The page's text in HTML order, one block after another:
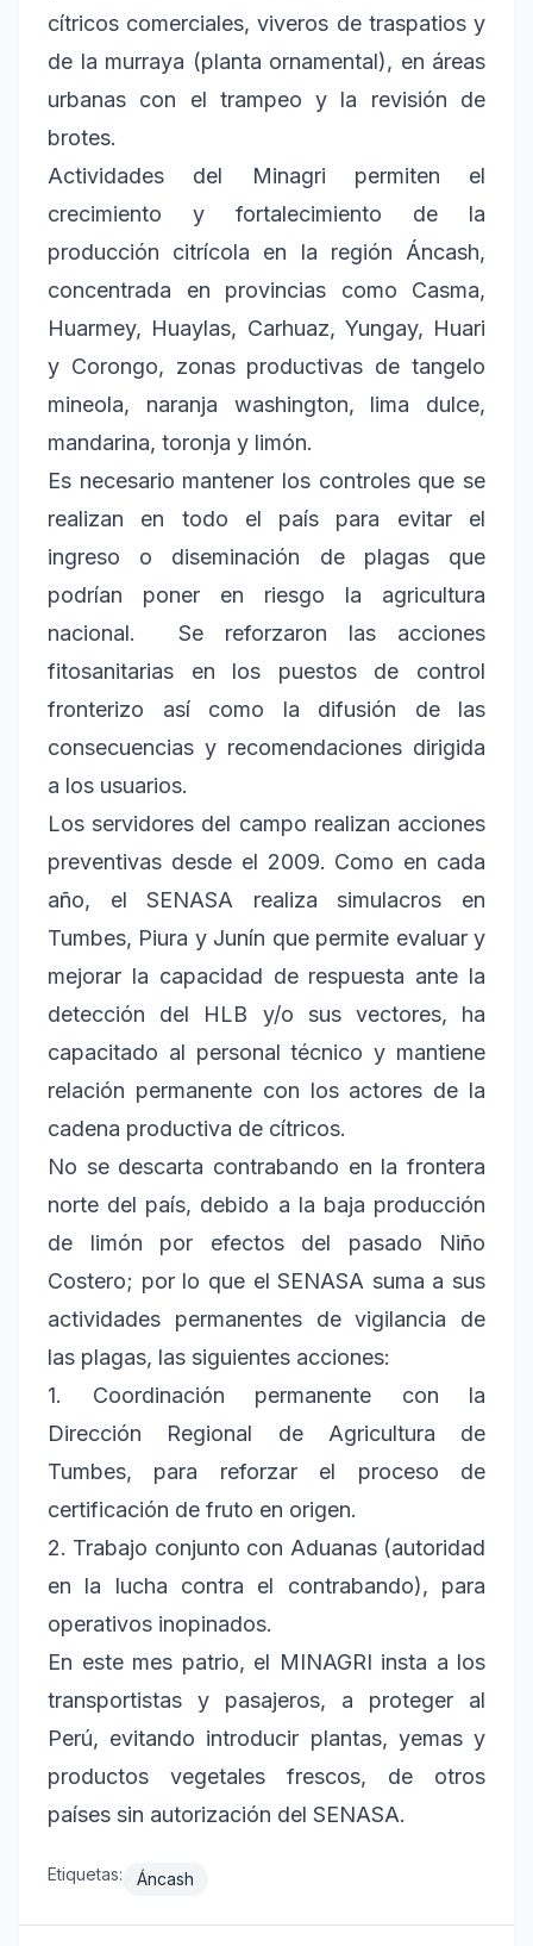
cítricos comerciales, viveros de traspatios y
de la murraya (planta ornamental), en áreas
urbanas con el trampeo y la revisión de
brotes.
Actividades del Minagri permiten el
crecimiento y fortalecimiento de la
producción citrícola en la región Áncash,
concentrada en provincias como Casma,
Huarmey, Huaylas, Carhuaz, Yungay, Huari
y Corongo, zonas productivas de tangelo
mineola, naranja washington, lima dulce,
mandarina, toronja y limón.
Es necesario mantener los controles que se
realizan en todo el país para evitar el
ingreso o diseminación de plagas que
podrían poner en riesgo la agricultura
nacional. Se reforzaron las acciones
fitosanitarias en los puestos de control
fronterizo así como la difusión de las
consecuencias y recomendaciones dirigida
a los usuarios.
Los servidores del campo realizan acciones
preventivas desde el 2009. Como en cada
año, el SENASA realiza simulacros en
Tumbes, Piura y Junín que permite evaluar y
mejorar la capacidad de respuesta ante la
detección del HLB y/o sus vectores, ha
capacitado al personal técnico y mantiene
relación permanente con los actores de la
cadena productiva de cítricos.
No se descarta contrabando en la frontera
norte del país, debido a la baja producción
de limón por efectos del pasado Niño
Costero; por lo que el SENASA suma a sus
actividades permanentes de vigilancia de
las plagas, las siguientes acciones:
1. Coordinación permanente con la
Dirección Regional de Agricultura de
Tumbes, para reforzar el proceso de
certificación de fruto en origen.
2. Trabajo conjunto con Aduanas (autoridad
en la lucha contra el contrabando), para
operativos inopinados.
En este mes patrio, el MINAGRI insta a los
transportistas y pasajeros, a proteger al
Perú, evitando introducir plantas, yemas y
productos vegetales frescos, de otros
países sin autorización del SENASA.
Etiquetas: Áncash